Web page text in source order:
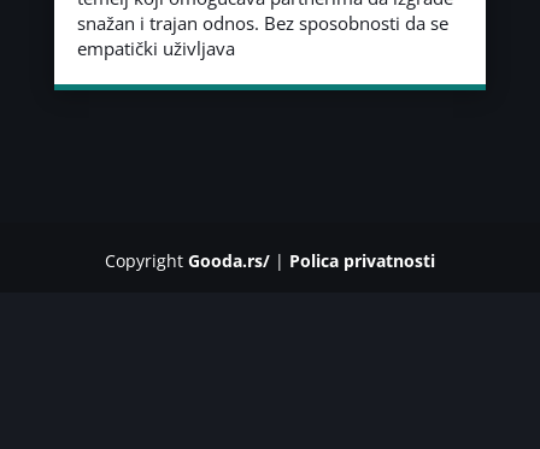
snažan i trajan odnos. Bez sposobnosti da se
empatički uživljava
Copyright Gooda.rs/| Polica privatnosti